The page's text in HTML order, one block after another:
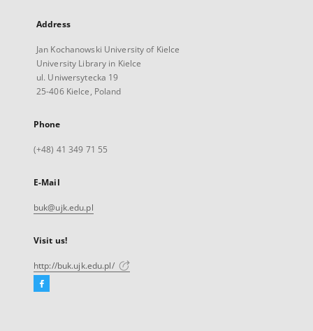
Address
Jan Kochanowski University of Kielce
University Library in Kielce
ul. Uniwersytecka 19
25-406 Kielce, Poland
Phone
(+48) 41 349 71 55
E-Mail
buk@ujk.edu.pl
Visit us!
http://buk.ujk.edu.pl/
Facebook